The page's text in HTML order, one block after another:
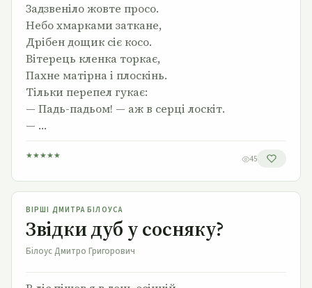
Задзвеніло жовте просо.
Небо хмарками заткане,
Дрібен дощик сіє косо.
Вітерець кленка торкає,
Пахне матірна і плоскінь.
Тільки перепел гукає:
— Падь-падьом! — аж в серці лоскіт.
— …
★★★★★ 45
Звідки дуб у сосняку?
ВІРШІ ДМИТРА БІЛОУСА
Звідки дуб у сосняку?
Білоус Дмитро Григорович